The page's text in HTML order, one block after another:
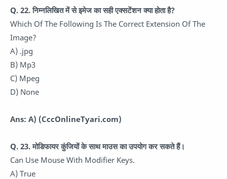
Q. 22.निम्नलिखित में से इमेज का सही एक्सटेंशन क्या होता है?
Which Of The Following Is The Correct Extension Of The
Image?
A) .jpg
B) Mp3
C) Mpeg
D) None
Ans: A) (CccOnlineTyari.com)
Q. 23.मोडिफायर कुंजियों के साथ माउस का उपयोग कर सकते हैं।
Can Use Mouse With Modifier Keys.
A) True